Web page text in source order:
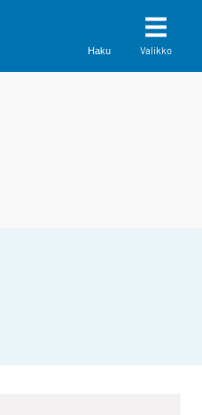
Haku Valikko